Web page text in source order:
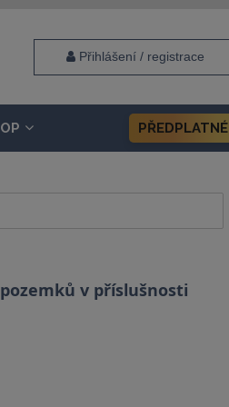
Přihlášení / registrace
PŘEDPLATNÉ
v příslušnosti